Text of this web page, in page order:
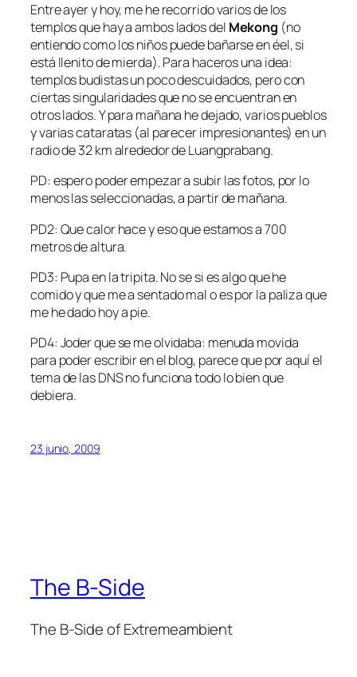
Entre ayer y hoy, me he recorrido varios de los
templos que hay a ambos lados del Mekong (no
entiendo como los niños puede bañarse en éel, si
está llenito de mierda). Para haceros una idea:
templos budistas un poco descuidados, pero con
ciertas singularidades que no se encuentran en
otros lados. Y para mañana he dejado, varios pueblos
y varias cataratas (al parecer impresionantes) en un
radio de 32 km alrededor de Luangprabang.
PD: espero poder empezar a subir las fotos, por lo
menos las seleccionadas, a partir de mañana.
PD2: Que calor hace y eso que estamos a 700
metros de altura.
PD3: Pupa en la tripita. No se si es algo que he
comido y que me a sentado mal o es por la paliza que
me he dado hoy a pie.
PD4: Joder que se me olvidaba: menuda movida
para poder escribir en el blog, parece que por aquí el
tema de las DNS no funciona todo lo bien que
debiera.
23 junio, 2009
The B-Side
The B-Side of Extremeambient